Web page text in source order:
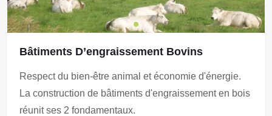
Bâtiments D’engraissement Bovins
Respect du bien-être animal et économie d'énergie.
La construction de bâtiments d'engraissement en bois
réunit ses 2 fondamentaux.